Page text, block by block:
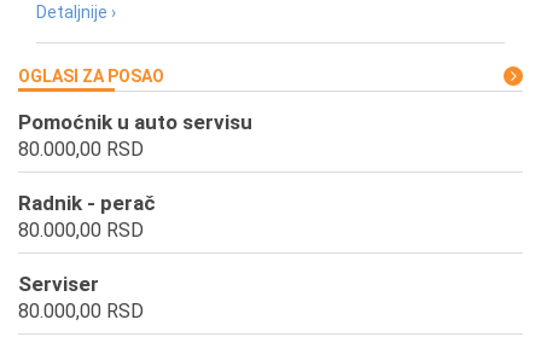
Detaljnije ›
OGLASI ZA POSAO
Pomoćnik u auto servisu
80.000,00 RSD
Radnik - perač
80.000,00 RSD
Serviser
80.000,00 RSD